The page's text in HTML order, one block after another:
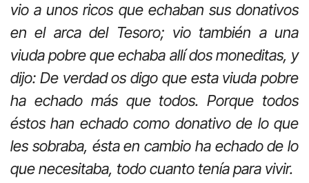
vio a unos ricos que echaban sus donativos
en el arca del Tesoro; vio también a una
viuda pobre que echaba allí dos moneditas, y
dijo: De verdad os digo que esta viuda pobre
ha echado más que todos. Porque todos
éstos han echado como donativo de lo que
les sobraba, ésta en cambio ha echado de lo
que necesitaba, todo cuanto tenía para vivir.